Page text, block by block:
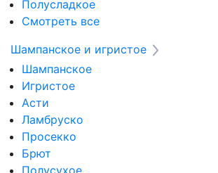
Полусладкое
Смотреть все
Шампанское и игристое
Шампанское
Игристое
Асти
Ламбруско
Просекко
Брют
Полусухое